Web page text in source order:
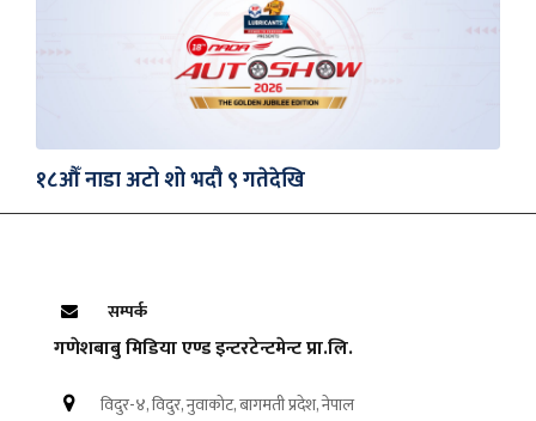
१८औँ नाडा अटो शो भदौ ९ गतेदेखि
सम्पर्क
गणेशबाबु मिडिया एण्ड इन्टरटेन्टमेन्ट प्रा.लि.
विदुर-४, विदुर, नुवाकोट, बागमती प्रदेश, नेपाल